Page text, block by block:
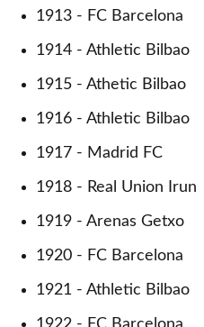
1913 - FC Barcelona
1914 - Athletic Bilbao
1915 - Athetic Bilbao
1916 - Athletic Bilbao
1917 - Madrid FC
1918 - Real Union Irun
1919 - Arenas Getxo
1920 - FC Barcelona
1921 - Athletic Bilbao